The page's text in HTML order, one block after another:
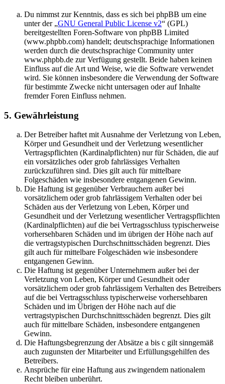
Du nimmst zur Kenntnis, dass es sich bei phpBB um eine
unter der „GNU General Public License v2“ (GPL)
bereitgestellten Foren-Software von phpBB Limited
(www.phpbb.com) handelt; deutschsprachige Informationen
werden durch die deutschsprachige Community unter
www.phpbb.de zur Verfügung gestellt. Beide haben keinen
Einfluss auf die Art und Weise, wie die Software verwendet
wird. Sie können insbesondere die Verwendung der Software
für bestimmte Zwecke nicht untersagen oder auf Inhalte
fremder Foren Einfluss nehmen.
5. Gewährleistung
Der Betreiber haftet mit Ausnahme der Verletzung von Leben,
Körper und Gesundheit und der Verletzung wesentlicher
Vertragspflichten (Kardinalpflichten) nur für Schäden, die auf
ein vorsätzliches oder grob fahrlässiges Verhalten
zurückzuführen sind. Dies gilt auch für mittelbare
Folgeschäden wie insbesondere entgangenen Gewinn.
Die Haftung ist gegenüber Verbrauchern außer bei
vorsätzlichem oder grob fahrlässigem Verhalten oder bei
Schäden aus der Verletzung von Leben, Körper und
Gesundheit und der Verletzung wesentlicher Vertragspflichten
(Kardinalpflichten) auf die bei Vertragsschluss typischerweise
vorhersehbaren Schäden und im übrigen der Höhe nach auf
die vertragstypischen Durchschnittsschäden begrenzt. Dies
gilt auch für mittelbare Folgeschäden wie insbesondere
entgangenen Gewinn.
Die Haftung ist gegenüber Unternehmern außer bei der
Verletzung von Leben, Körper und Gesundheit oder
vorsätzlichem oder grob fahrlässigem Verhalten des Betreibers
auf die bei Vertragsschluss typischerweise vorhersehbaren
Schäden und im Übrigen der Höhe nach auf die
vertragstypischen Durchschnittsschäden begrenzt. Dies gilt
auch für mittelbare Schäden, insbesondere entgangenen
Gewinn.
Die Haftungsbegrenzung der Absätze a bis c gilt sinngemäß
auch zugunsten der Mitarbeiter und Erfüllungsgehilfen des
Betreibers.
Ansprüche für eine Haftung aus zwingendem nationalem
Recht bleiben unberührt.